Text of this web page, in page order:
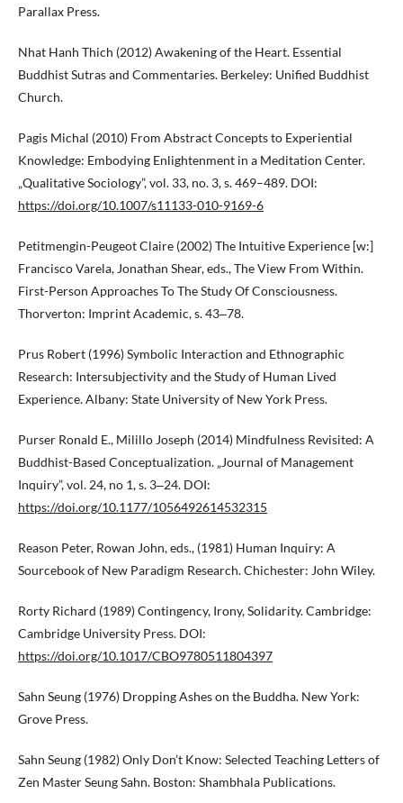
Parallax Press.
Nhat Hanh Thich (2012) Awakening of the Heart. Essential
Buddhist Sutras and Commentaries. Berkeley: Unified Buddhist
Church.
Pagis Michal (2010) From Abstract Concepts to Experiential
Knowledge: Embodying Enlightenment in a Meditation Center.
„Qualitative Sociology”, vol. 33, no. 3, s. 469–489. DOI:
https://doi.org/10.1007/s11133-010-9169-6
Petitmengin-Peugeot Claire (2002) The Intuitive Experience [w:]
Francisco Varela, Jonathan Shear, eds., The View From Within.
First-Person Approaches To The Study Of Consciousness.
Thorverton: Imprint Academic, s. 43‒78.
Prus Robert (1996) Symbolic Interaction and Ethnographic
Research: Intersubjectivity and the Study of Human Lived
Experience. Albany: State University of New York Press.
Purser Ronald E., Milillo Joseph (2014) Mindfulness Revisited: A
Buddhist-Based Conceptualization. „Journal of Management
Inquiry”, vol. 24, no 1, s. 3‒24. DOI:
https://doi.org/10.1177/1056492614532315
Reason Peter, Rowan John, eds., (1981) Human Inquiry: A
Sourcebook of New Paradigm Research. Chichester: John Wiley.
Rorty Richard (1989) Contingency, Irony, Solidarity. Cambridge:
Cambridge University Press. DOI:
https://doi.org/10.1017/CBO9780511804397
Sahn Seung (1976) Dropping Ashes on the Buddha. New York:
Grove Press.
Sahn Seung (1982) Only Don’t Know: Selected Teaching Letters of
Zen Master Seung Sahn. Boston: Shambhala Publications.